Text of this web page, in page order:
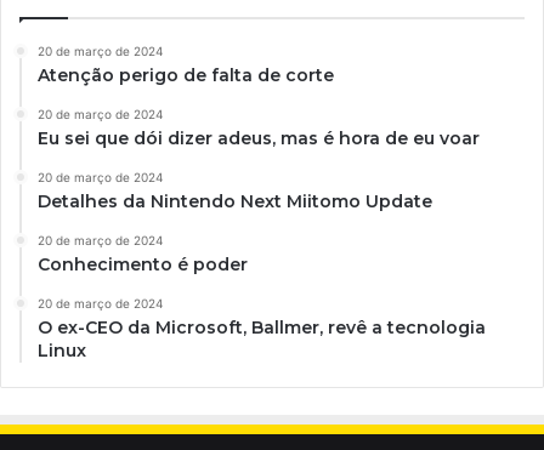
20 de março de 2024
Atenção perigo de falta de corte
20 de março de 2024
Eu sei que dói dizer adeus, mas é hora de eu voar
20 de março de 2024
Detalhes da Nintendo Next Miitomo Update
20 de março de 2024
Conhecimento é poder
20 de março de 2024
O ex-CEO da Microsoft, Ballmer, revê a tecnologia
Linux